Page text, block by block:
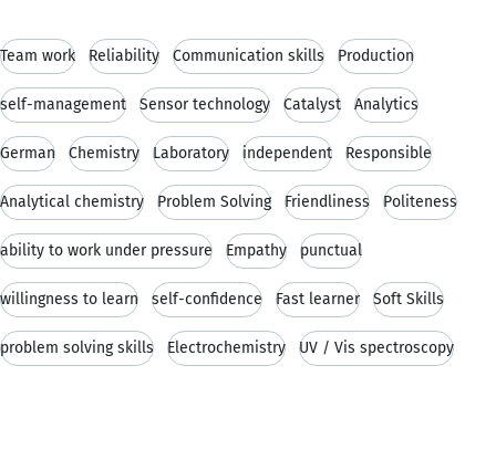
Team work Reliability Communication skills Production
self-management Sensor technology Catalyst Analytics
German Chemistry Laboratory independent Responsible
Analytical chemistry Problem Solving Friendliness Politeness
ability to work under pressure Empathy punctual
willingness to learn self-confidence Fast learner Soft Skills
problem solving skills Electrochemistry UV / Vis spectroscopy